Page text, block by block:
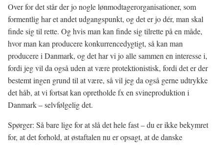
Over for det står der jo nogle lønmodtagerorganisationer, som
formentlig har et andet udgangspunkt, og det er jo dér, man skal
finde sig til rette. Og hvis man kan finde sig tilrette på en måde,
hvor man kan producere konkurrencedygtigt, så kan man
producere i Danmark, og det har vi jo alle sammen en interesse i,
fordi jeg vil da også uden at være protektionistisk, fordi det er der
bestemt ingen grund til at være, så vil jeg da også gerne udtrykke
det håb, at vi fortsat kan opretholde fx en svineproduktion i
Danmark – selvfølgelig det.
Spørger: Så bare lige for at slå det hele fast – du er ikke bekymret
for, at det forhold, at østaftalen nu er opsagt, at de danske